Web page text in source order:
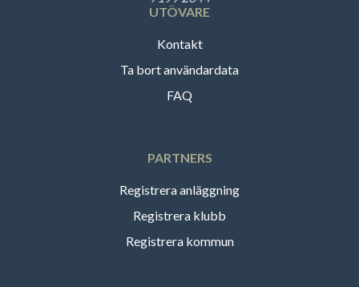
UTÖVARE
Kontakt
Ta bort användardata
FAQ
PARTNERS
Registrera anläggning
Registrera klubb
Registrera kommun